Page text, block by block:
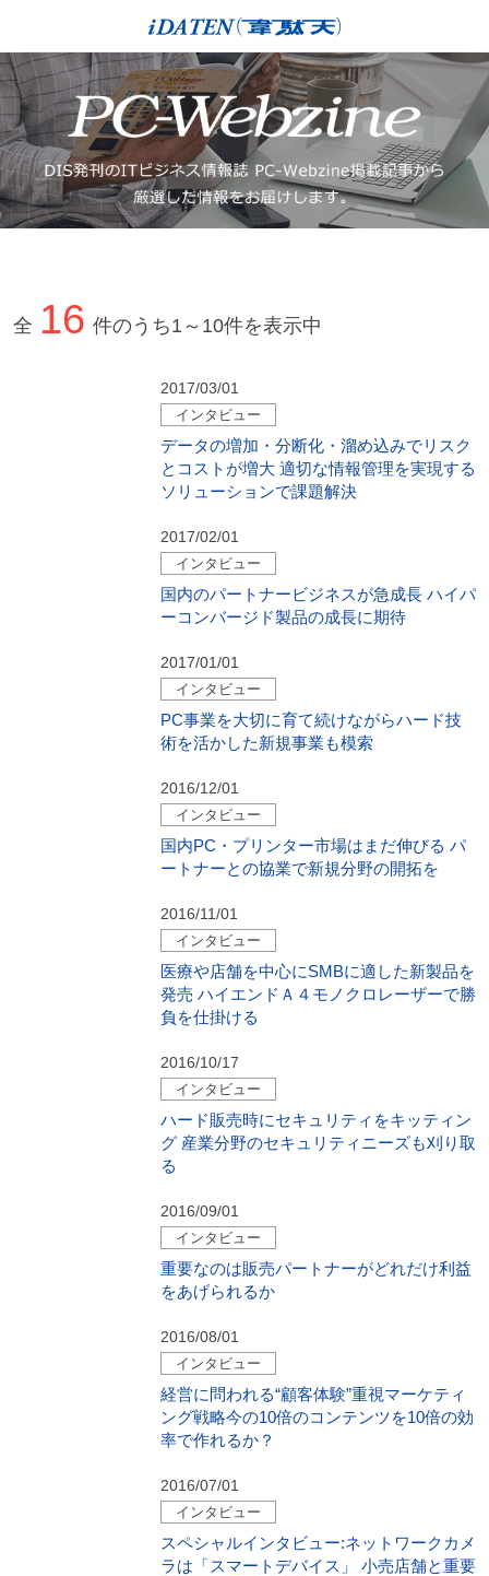
全 16 件のうち1～ 10件を表示中
2017/03/01
インタビュー
データの増加・分断化・溜め込みでリスク
とコストが増大 適切な情報管理を実現する
ソリューションで課題解決
2017/02/01
インタビュー
国内のパートナービジネスが急成長 ハイパ
ーコンバージド製品の成長に期待
2017/01/01
インタビュー
PC事業を大切に育て続けながらハード技
術を活かした新規事業も模索
2016/12/01
インタビュー
国内PC・プリンター市場はまだ伸びる パ
ートナーとの協業で新規分野の開拓を
2016/11/01
インタビュー
医療や店舗を中心にSMBに適した新製品を
発売 ハイエンドＡ４モノクロレーザーで勝
負を仕掛ける
2016/10/17
インタビュー
ハード販売時にセキュリティをキッティン
グ 産業分野のセキュリティニーズも刈り取
る
2016/09/01
インタビュー
重要なのは販売パートナーがどれだけ利益
をあげられるか
2016/08/01
インタビュー
経営に問われる“顧客体験”重視マーケティ
ング戦略今の10倍のコンテンツを10倍の効
率で作れるか？
2016/07/01
インタビュー
スペシャルインタビュー:ネットワークカメ
ラは「スマートデバイス」 小売店舗と重要